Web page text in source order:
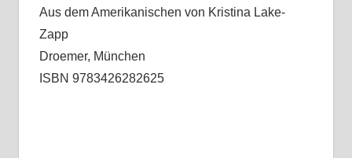
Aus dem Amerikanischen von Kristina Lake-
Zapp
Droemer, München
ISBN 9783426282625